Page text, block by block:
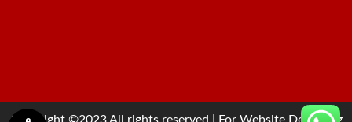
Copyright ©2023 All rights reserved | For Website Designing